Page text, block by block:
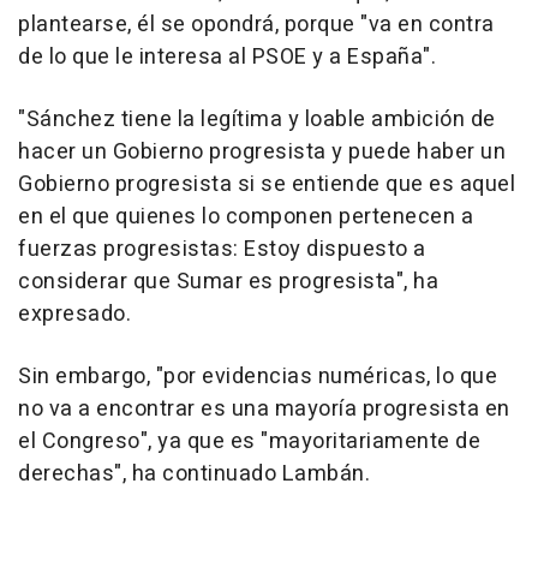
plantearse, él se opondrá, porque "va en contra
de lo que le interesa al PSOE y a España".
"Sánchez tiene la legítima y loable ambición de
hacer un Gobierno progresista y puede haber un
Gobierno progresista si se entiende que es aquel
en el que quienes lo componen pertenecen a
fuerzas progresistas: Estoy dispuesto a
considerar que Sumar es progresista", ha
expresado.
Sin embargo, "por evidencias numéricas, lo que
no va a encontrar es una mayoría progresista en
el Congreso", ya que es "mayoritariamente de
derechas", ha continuado Lambán.